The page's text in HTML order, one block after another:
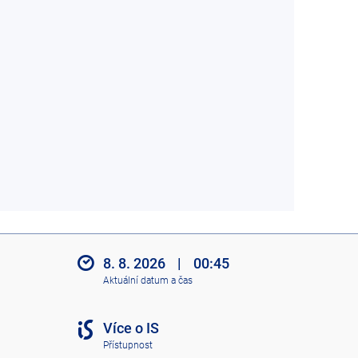
8. 8. 2026 | 00:45
Aktuální datum a čas
Více o IS
Přístupnost